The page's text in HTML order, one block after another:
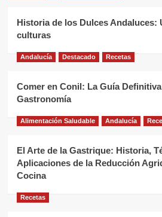
Historia de los Dulces Andaluces:
culturas
Andalucía Destacado Recetas
Comer en Conil: La Guía
Gastronomía
Alimentación Saludable Andalucía
El Arte de la Gastrique: Historia,
Aplicaciones de la Reducción
Cocina
Recetas